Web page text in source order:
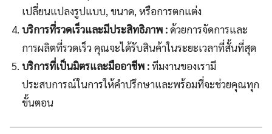
เปลี่ยนแปลงรูปแบบ, ขนาด, หรือการตกแต่ง
บริการที่รวดเร็วและมีประสิทธิภาพ :ด้วยการจัดการและ
การผลิตที่รวดเร็ว คุณจะได้รับสินค้าในระยะเวลาที่สั้นที่สุด
บริการที่เป็นมิตรและมืออาชีพ :ทีมงานของเรามี
ประสบการณ์ในการให้คำปรึกษาและพร้อมที่จะช่วยคุณทุก
ขั้นตอน